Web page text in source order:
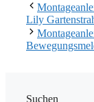
Lily
Suchen